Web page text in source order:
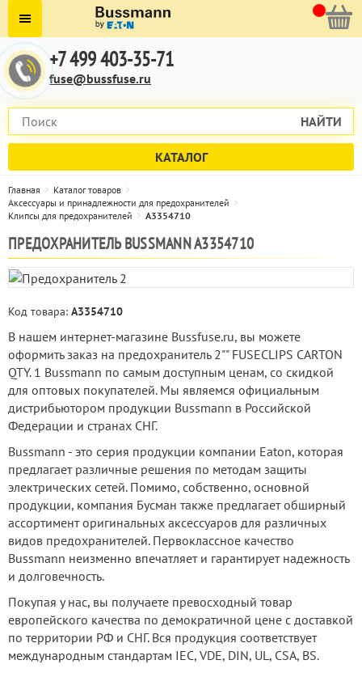
+7 499 403-35-71
fuse@bussfuse.ru
НАЙТИ
КАТАЛОГ
Главная
Каталог товаров
Аксессуары и принадлежности для предохранителей
Клипсы для предохранителей
A3354710
ПРЕДОХРАНИТЕЛЬ BUSSMANN A3354710
Код товара: A3354710
В нашем интернет-магазине Bussfuse.ru, вы можете
оформить заказ на предохранитель 2"" FUSECLIPS CARTON
QTY. 1 Bussmann по самым доступным ценам, со скидкой
для оптовых покупателей. Мы являемся официальным
дистрибьютором продукции Bussmann в Российской
Федерации и странах СНГ.
Bussmann - это серия продукции компании Eaton, которая
предлагает различные решения по методам защиты
электрических сетей. Помимо, собственно, основной
продукции, компания Бусман также предлагает обширный
ассортимент оригинальных аксессуаров для различных
видов предохранителей. Первоклассное качество
Bussmann неизменно впечатляет и гарантирует надежность
и долговечность.
Покупая у нас, вы получаете превосходный товар
европейского качества по демократичной цене с доставкой
по территории РФ и СНГ. Вся продукция соответствует
международным стандартам IEC, VDE, DIN, UL, CSA, BS.